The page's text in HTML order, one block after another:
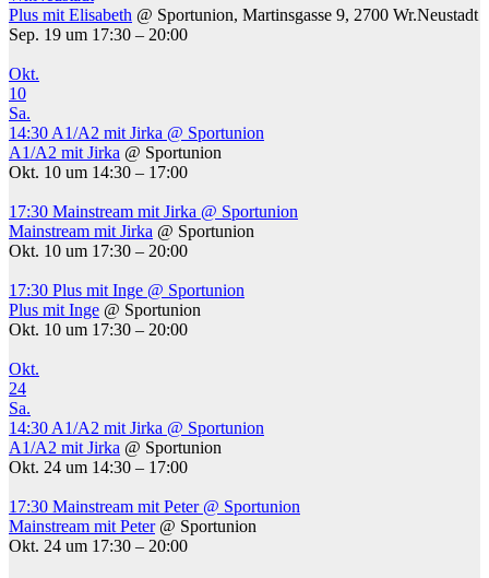
Plus mit Elisabeth @ Sportunion, Martinsgasse 9, 2700 Wr.Neustadt
Sep. 19 um 17:30 – 20:00
Okt.
10
Sa.
14:30A1/A2 mit Jirka @ Sportunion
A1/A2 mit Jirka @ Sportunion
Okt. 10 um 14:30 – 17:00
17:30 Mainstream mit Jirka @ Sportunion
Mainstream mit Jirka @ Sportunion
Okt. 10 um 17:30 – 20:00
17:30 Plus mit Inge @ Sportunion
Plus mit Inge @ Sportunion
Okt. 10 um 17:30 – 20:00
Okt.
24
Sa.
14:30A1/A2 mit Jirka @ Sportunion
A1/A2 mit Jirka @ Sportunion
Okt. 24 um 14:30 – 17:00
17:30 Mainstream mit Peter @ Sportunion
Mainstream mit Peter @ Sportunion
Okt. 24 um 17:30 – 20:00